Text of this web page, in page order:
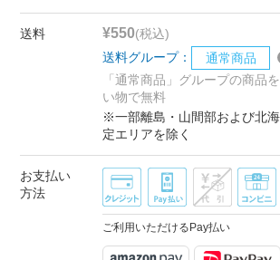
送料 ¥550(税込)
送料グループ：
通常商品
「通常商品」グループの商品
い物で無料
※一部離島・山間部および北
定エリアを除く
お支払い
方法
ご利用いただけるPay払い